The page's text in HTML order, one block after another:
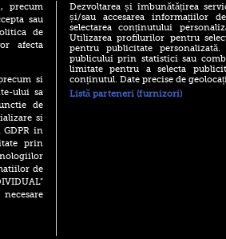
(P) Descoperă Lumea
Evenimentelor din România
cu Transilvania Events!
(P) Raku, gaming intens și o
precum
sau
de
afecta
si
ului sa
de
si
GDPR in
prin
de
Dezvoltarea și îmbunătățirea
și/sau accesarea informațiilor
selectarea conținutului
Utilizarea profilurilor pentru
pentru publicitate
publicului prin statistici sau
limitate pentru a selecta
conținutul. Date precise de
Listă parteneri (furnizori)